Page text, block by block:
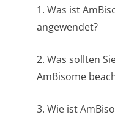
1. Was ist
angewendet?
2. Was sollten
AmBisome
3. Wie ist